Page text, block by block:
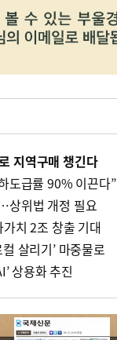
지역구매 챙긴다
도급률 90% 이끈다”
상위법 개정 필요
치 2조 창출 기대
살리기’ 마중물로
상용화 추진